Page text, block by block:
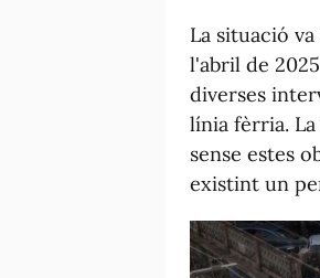
La situació
l'abril de
diverses
línia fèrria.
sense estes
existint un